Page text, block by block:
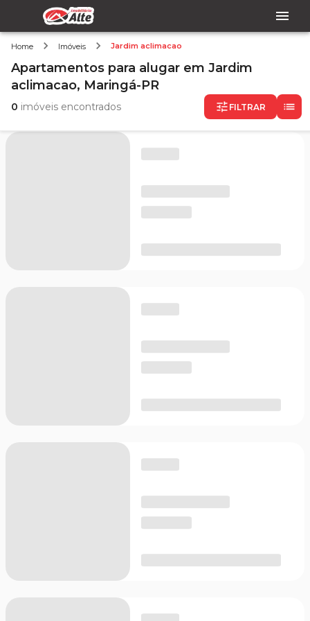
Home Imóveis Jardim aclimacao
Apartamentos para alugar em Jardim
aclimacao, Maringá-PR
0 imóveis encontrados FILTRAR